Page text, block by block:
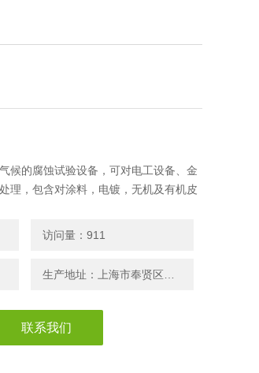
候的腐蚀试验设备，可对电工设备、金
理，包含对涂料，电镀，无机及有机皮
抗氧、抗酸）试验设备之一，是研究机
访问量：911
联系我们